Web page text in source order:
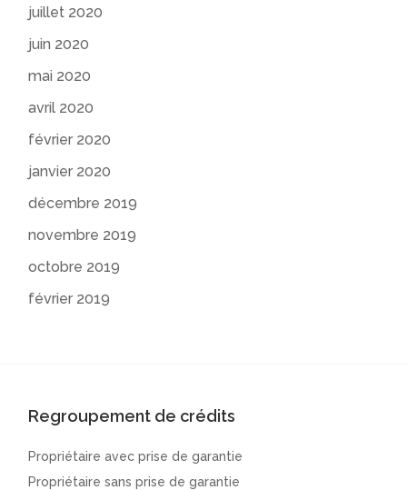
juillet 2020
juin 2020
mai 2020
avril 2020
février 2020
janvier 2020
décembre 2019
novembre 2019
octobre 2019
février 2019
Regroupement de crédits
Propriétaire avec prise de garantie
Propriétaire sans prise de garantie